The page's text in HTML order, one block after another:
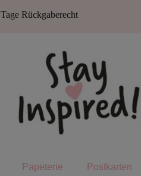
Rückgaberecht
Papeterie Postkarten